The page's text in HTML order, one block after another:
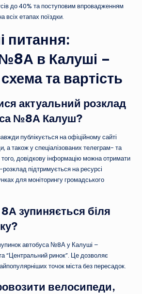
до 40% та поступовим впровадженням
всіх етапах поїздки.
питання:
в Калуші –
та вартість
актуальний розклад
№8А Калуш?
публікується на офіційному сайті
а також у спеціалізованих телеграм- та
довідкову інформацію можна отримати
підтримується на ресурсі
для моніторингу громадського
зупиняється біля
автобуса №8А у Калуші –
“Центральний ринок”. Це дозволяє
точок міста без пересадок.
велосипеди,